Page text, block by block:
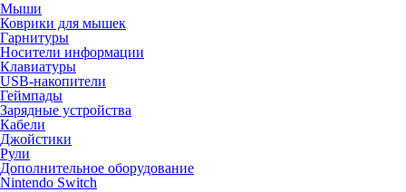
Мыши
Коврики для мышек
Гарнитуры
Носители информации
Клавиатуры
USB-накопители
Геймпады
Зарядные устройства
Кабели
Джойстики
Рули
Дополнительное оборудование
Nintendo Switch